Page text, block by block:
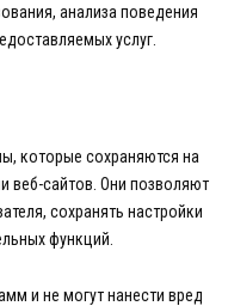
анализа поведения
услуг.
которые сохраняются на
веб-сайтов. Они позволяют
сохранять настройки
функций.
и не могут нанести вред